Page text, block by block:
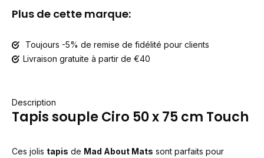
Plus de cette marque:
Toujours -5% de remise de fidélité pour clients
Livraison gratuite à partir de €40
Description
Tapis souple Ciro 50 x 75 cm Touch
Ces jolis tapis de Mad About Mats sont parfaits pour